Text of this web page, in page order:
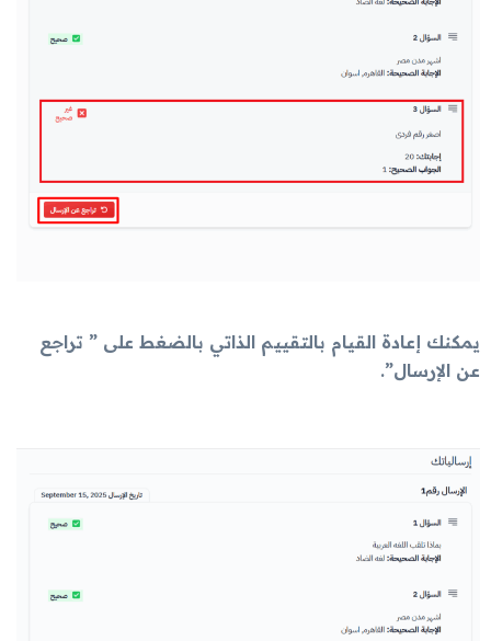
يمكنك إعادة القيام بالتقييم الذاتي بالضغط على ” تراجع
عن الإرسال”.